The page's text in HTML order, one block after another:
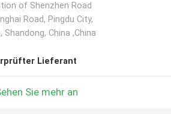
of Shenzhen Road
Road, Pingdu City,
Shandong, China ,China
Lieferant
Sie mehr an